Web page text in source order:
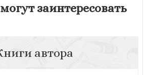
заинтересовать
автора